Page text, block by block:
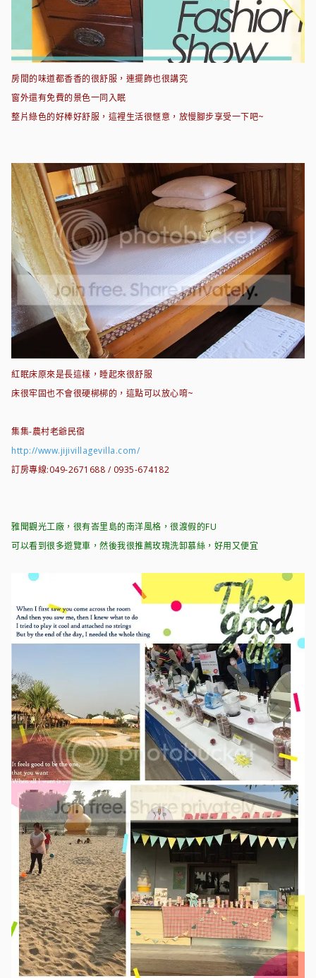
房間的味道都香香的很舒服，連擺飾也很講究
窗外還有免費的景色一同入眠
整片綠色的好棒好舒服，這裡生活很愜意，放慢腳步享受一下吧~
紅眠床原來是長這樣，睡起來很舒服
床很牢固也不會很硬梆梆的，這點可以放心唷~
集集-農村老爺民宿
http://www.jijivillagevilla.com/
訂房專線:049-2671688 / 0935-674182
雅聞觀光工廠，很有峇里島的南洋風格，很渡假的FU
可以看到很多遊覽車，然後我很推薦玫瑰洗卸慕絲，好用又便宜